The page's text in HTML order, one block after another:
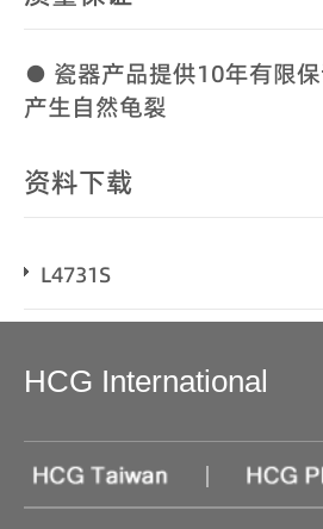
● 瓷器产品提供10年有限
产生自然龟裂
资料下载
L4731S
HCG International
|